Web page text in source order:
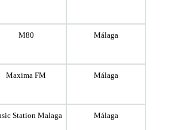
M80 Málaga
Maxima FM Málaga
Station Malaga Málaga